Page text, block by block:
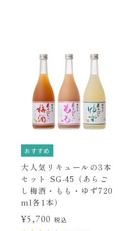
おすすめ
大人気リキュールの3本
セット SG-45（あらご
し梅酒・もも・ゆず720
ml各1本）
¥5,700 税込